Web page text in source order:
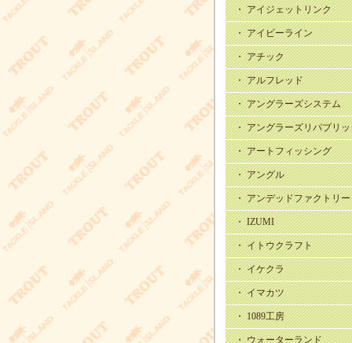
・ アイジェットリンク
・ アイビーライン
・ アチック
・ アルフレッド
・ アングラーズシステム
・ アングラーズリパブリ
・ アートフィッシング
・ アングル
・ アンデッドファクトリー
・ IZUMI
・ イトウクラフト
・ イケクラ
・ イマカツ
・ 1089工房
・ ウォーターランド